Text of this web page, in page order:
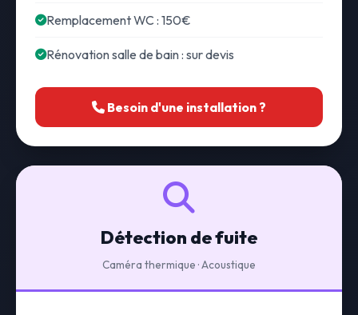
Remplacement WC : 150€
Rénovation salle de bain : sur devis
Besoin d'une installation ?
Détection de fuite
Caméra thermique · Acoustique